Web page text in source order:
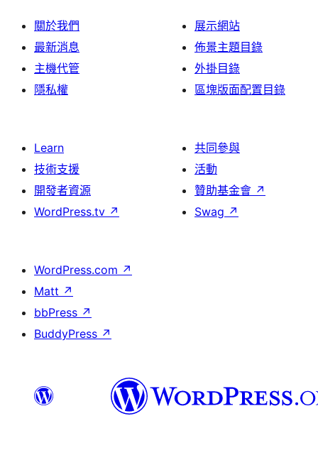
關於我們
最新消息
主機代管
隱私權
展示網站
佈景主題目錄
外掛目錄
區塊版面配置目錄
Learn
技術支援
開發者資源
WordPress.tv ↗
共同參與
活動
贊助基金會 ↗
Swag ↗
WordPress.com ↗
Matt ↗
bbPress ↗
BuddyPress ↗